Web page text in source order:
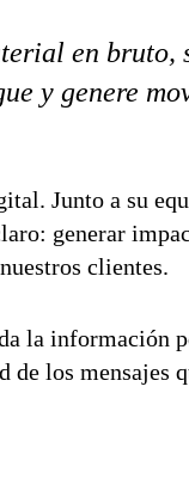
en
y genere
Junto a su
generar
clientes.
la información
los mensajes